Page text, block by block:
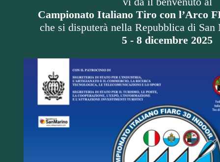
Campionato Italiano Tiro con l’Arco
che si disputerà nella Repubblica di
5 - 8 dicembre 2025